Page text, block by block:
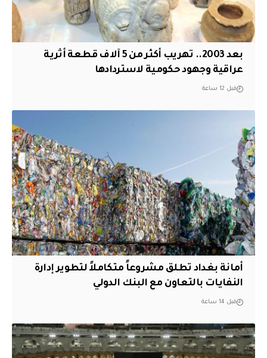
بعد 2003.. تهريب أكثر من 5 آلاف قطعة أثرية
عراقية وجهود حكومية لاستردادها
قبل 12 ساعة
أمانة بغداد تطلق مشروعاً متكاملاً لتطوير إدارة
النفايات بالتعاون مع البنك الدولي
قبل 14 ساعة